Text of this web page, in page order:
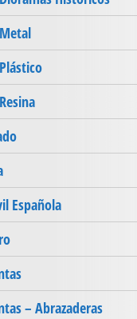
Española
– Abrazaderas